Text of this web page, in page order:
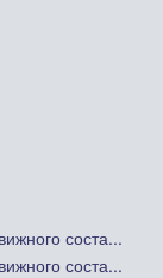
соста...
соста...